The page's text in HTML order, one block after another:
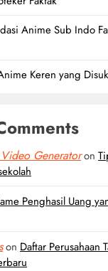
Anime Sub Indo
Keren yang
Generatoron
Penghasil Uang
on Daftar Perusahaan